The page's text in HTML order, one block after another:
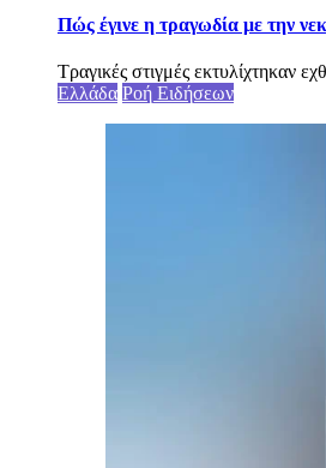
Πώς έγινε η τραγωδία με την
Τραγικές στιγμές εκτυλίχτηκαν
Ελλάδα Ροή Ειδήσεων